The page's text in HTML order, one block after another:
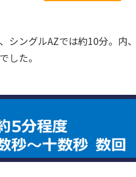
シングルAZでは約10分。内
した。